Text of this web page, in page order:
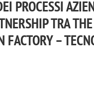
PROCESSI
TRA THE
FACTORY –